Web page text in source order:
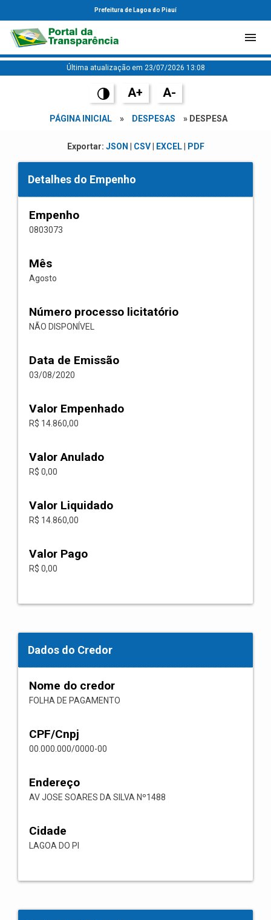
Prefeitura de Lagoa do Piauí
Última atualização em 23/07/2026 13:08
A+ A-
PÁGINA INICIAL » DESPESAS » DESPESA
Exportar: JSON CSV| EXCEL| PDF
Detalhes do Empenho
Empenho
0803073
Mês
Agosto
Número processo licitatório
NÃO DISPONÍVEL
Data de Emissão
03/08/2020
Valor Empenhado
R$ 14.860,00
Valor Anulado
R$ 0,00
Valor Liquidado
R$ 14.860,00
Valor Pago
R$ 0,00
Dados do Credor
Nome do credor
FOLHA DE PAGAMENTO
CPF/Cnpj
00.000.000/0000-00
Endereço
AV JOSE SOARES DA SILVA Nº1488
Cidade
LAGOA DO PI